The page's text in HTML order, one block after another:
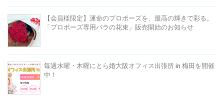
【会員様限定】運命のプロポーズを、最高の輝きで彩る。
「プロポーズ専用バラの花束」販売開始のお知らせ
毎週水曜・木曜にとら婚大阪オフィス出張所 in 梅田を開催
中！